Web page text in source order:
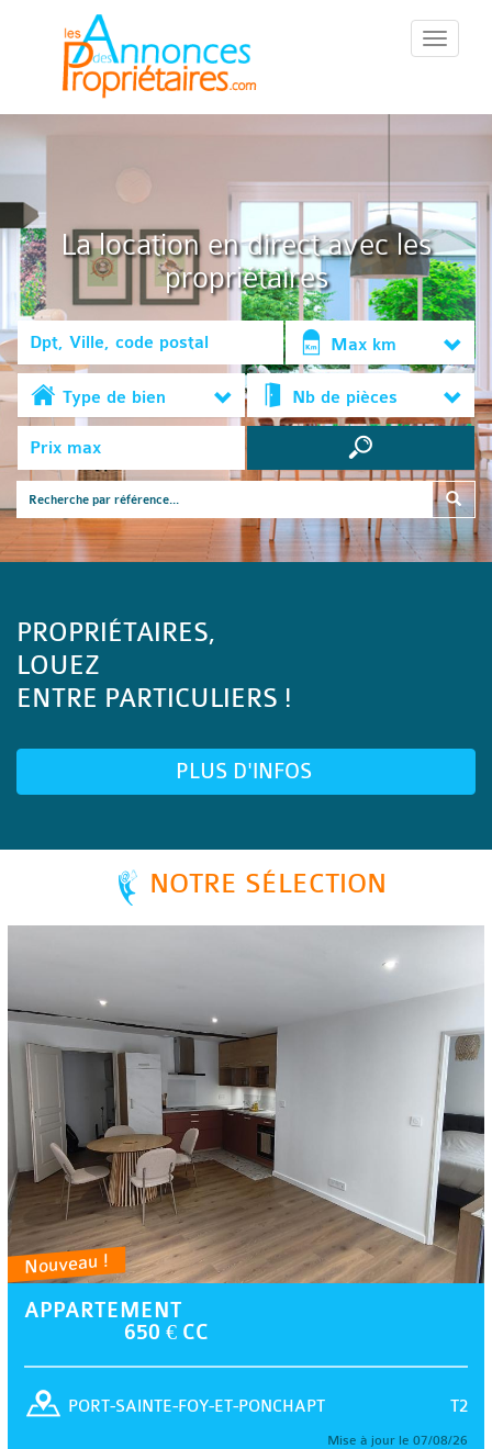
::Menu::
La location en direct avec les
propriétaires
Max km
Type de bien Nb de pièces
PROPRIÉTAIRES,
LOUEZ
ENTRE PARTICULIERS !
PLUS D'INFOS
NOTRE SÉLECTION
Nouveau !
APPARTEMENT
650 € CC
T2
PORT-SAINTE-FOY-ET-PONCHAPT
Mise à jour le 07/08/26